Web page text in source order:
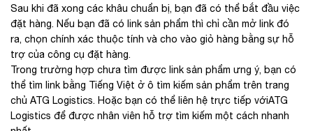
Sau khi đã xong các khâu chuẩn bị, bạn đã có thể bắt đầu việc
đặt hàng. Nếu bạn đã có link sản phẩm thì chỉ cần mở link đó
ra, chọn chính xác thuộc tính và cho vào giỏ hàng bằng sự hỗ
trợ của công cụ đặt hàng.
Trong trường hợp chưa tìm được link sản phẩm ưng ý, bạn có
thể tìm link bằng Tiếng Việt ở ô tìm kiếm sản phẩm trên trang
chủ ATG Logistics. Hoặc bạn có thể liên hệ trực tiếp vớiATG
Logistics để được nhân viên hỗ trợ tìm kiếm một cách nhanh